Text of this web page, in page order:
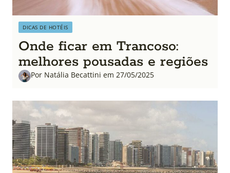
DICAS DE HOTÉIS
Onde ficar em Trancoso:
melhores pousadas e regiões
Por Natália Becattini em 27/05/2025